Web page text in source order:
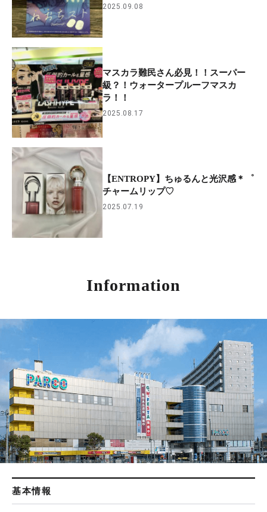
2025.09.08
マスカラ難民さん必見！！スーパー
級？！ウォータープルーフマスカ
ラ！！
2025.08.17
【ENTROPY】ちゅるんと光沢感＊゜
チャームリップ♡
2025.07.19
Information
基本情報